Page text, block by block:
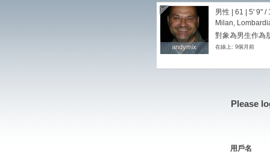
andymix
andymix
男性 | 61 | 5' 9" /
Milan,
對象為男生作為
在線上: 9個月前
Please
用戶名